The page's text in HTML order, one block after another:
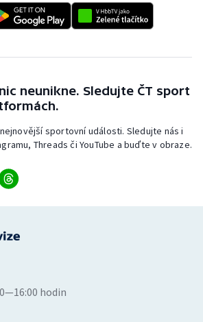
neunikne. Sledujte ČT sport
sportovní události. Sledujte nás i
Threads či YouTube a buďte v obraze.
hodin